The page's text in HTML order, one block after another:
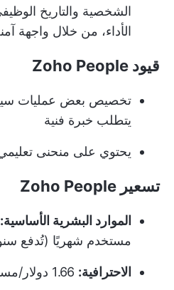
الشخصية والتاريخ
الأداء، من خلال واجهة
قيود Zoho People
تخصيص بعض عمليات سير
يتطلب خبرة فنية
يحتوي على منحنى
تسعير Zoho People
الموارد البشرية الأساسية:
مستخدم شهريًا (تُدفع
الاحترافية: